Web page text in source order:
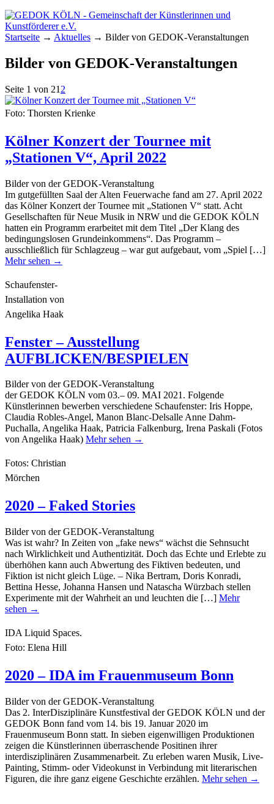
GEDOK KÖLN
Gemeinschaft der Künstlerinnen und
Kunstförderer e.V.
Startseite → Aktuelles → Bilder von GEDOK-Veranstaltungen
Bilder von GEDOK-Veranstaltungen
Seite 1 von 21 2
Foto: Thorsten Krienke
Kölner Konzert der Tournee mit
„Stationen V“, April 2022
Bilder von der GEDOK-Veranstaltung
Im gutgefüllten Saal der Alten Feuerwache fand am 27. April 2022
das Kölner Konzert der Tournee mit „Stationen V“ statt. Acht
Gesellschaften für Neue Musik in NRW und die GEDOK KÖLN
hatten ein Programm erarbeitet mit dem Titel „Der Klang des
bedingungslosen Grundeinkommens“. Das Programm –
ausschließlich für Schlagzeug – war gut aufgebaut, vom „Spiel […]
Mehr sehen →
Schaufenster-
Installation von
Angelika Haak
Fenster – Ausstellung
AUFBLICKEN/BESPIELEN
Bilder von der GEDOK-Veranstaltung
der GEDOK KÖLN vom 03.– 09. MAI 2021. Folgende
Künstlerinnen bewerben verschiedene Schaufenster: Iris Hoppe,
Claudia Robles-Angel, Manon Blanc-Delsalle Anne Dahm-
Puchalla, Angelika Haak, Patricia Falkenburg, Irena Paskali (Fotos
von Angelika Haak) Mehr sehen →
Fotos: Christian
Mörchen
2020 – Faked Stories
Bilder von der GEDOK-Veranstaltung
Was ist wahr? In Zeiten von „fake news“ wächst die Sehnsucht
nach Wirklichkeit und Authentizität. Doch das Echte und Erlebte zu
überhöhen kann auch Abwertung des Fiktiven bedeuten, und
Fiktion ist nicht gleich Lüge. – Nika Bertram, Doris Konradi,
Bettina Hesse, Johanna Hansen und Natascha Würzbach stellen
Experimente mit der Wahrheit an und leuchten die […] Mehr
sehen →
IDA Liquid Spaces.
Foto: Elena Hill
2020 – IDA im Frauenmuseum Bonn
Bilder von der GEDOK-Veranstaltung
Das 2. InterDisziplinäre Kunstfestival der GEDOK KÖLN und der
GEDOK Bonn fand vom 14. bis 19. Januar 2020 im
Frauenmuseum Bonn statt. In sieben eigenwilligen Produktionen
zeigen die Künstlerinnen überraschende Positinen ihrer
interdisziplinären Zusammenarbeit. Zu erleben waren Musik, Live-
Painting, Stimm- oder Videokunst in Verbindung mit literarischen
Figuren, die ihre ganz eigene Geschichte erzählen. Mehr sehen →